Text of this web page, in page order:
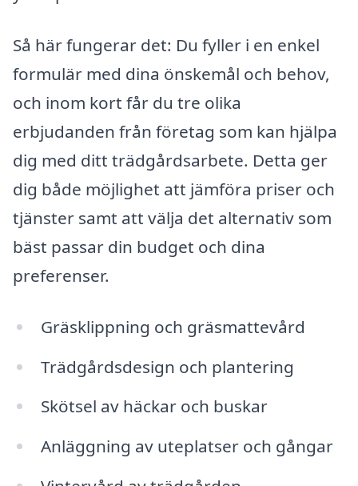
Så här fungerar det: Du fyller i en enkel
formulär med dina önskemål och behov,
och inom kort får du tre olika
erbjudanden från företag som kan hjälpa
dig med ditt trädgårdsarbete. Detta ger
dig både möjlighet att jämföra priser och
tjänster samt att välja det alternativ som
bäst passar din budget och dina
preferenser.
Gräsklippning och gräsmattevård
Trädgårdsdesign och plantering
Skötsel av häckar och buskar
Anläggning av uteplatser och gångar